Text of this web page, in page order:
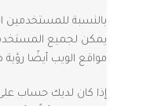
بالنسبة للمستخدمين
يمكن لجميع
مواقع الويب أيضًا
إذا كان لديك حساب